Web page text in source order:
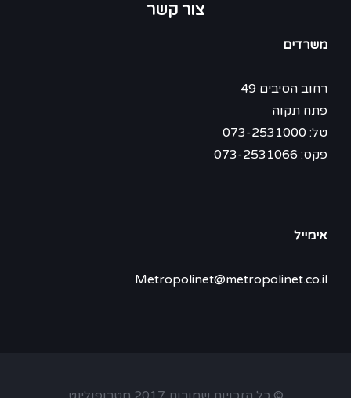
צור קשר
משרדים
רחוב הסיבים 49
פתח תקוה
טל: 073-2531000
פקס: 073-2531066
אימייל
Metropolinet@metropolinet.co.il